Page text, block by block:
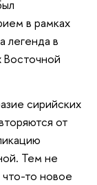
в рамках
легенда в
Восточной
сирийских
от
Тем не
то новое